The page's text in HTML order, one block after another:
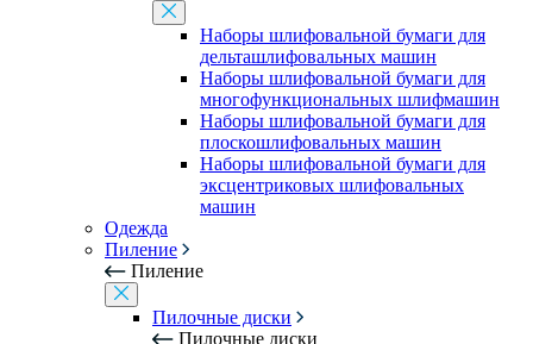
Наборы шлифовальной бумаги для
дельташлифовальных машин
Наборы шлифовальной бумаги для
многофункциональных шлифмашин
Наборы шлифовальной бумаги для
плоскошлифовальных машин
Наборы шлифовальной бумаги для
эксцентриковых шлифовальных
машин
Одежда
Пиление
Пиление
Пилочные диски
Пилочные диски